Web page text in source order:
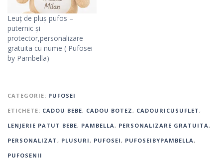
Leuț de pluș pufos –
puternic și
protector,personalizare
gratuita cu nume ( Pufosei
by Pambella)
CATEGORIE: PUFOSEI
ETICHETE: CADOU BEBE, CADOU BOTEZ, CADOURICUSUFLET,
LENJERIE PATUT BEBE, PAMBELLA, PERSONALIZARE GRATUITA,
PERSONALIZAT, PLUSURI, PUFOSEI, PUFOSEIBYPAMBELLA,
PUFOSENII